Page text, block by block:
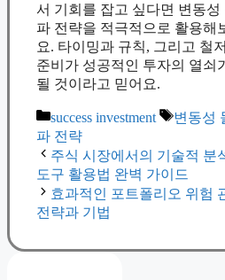
서 기회를 잡고 싶다면 변동성
파 전략을 적극적으로 활용해
요. 타이밍과 규칙, 그리고 철
준비가 성공적인 투자의 열쇠
될 것이라고 믿어요.
Categories
success investment Tags
변동성
파 전략
주식 시장에서의 기술적 분
도구 활용법 완벽 가이드
효과적인 포트폴리오 위험
전략과 기법